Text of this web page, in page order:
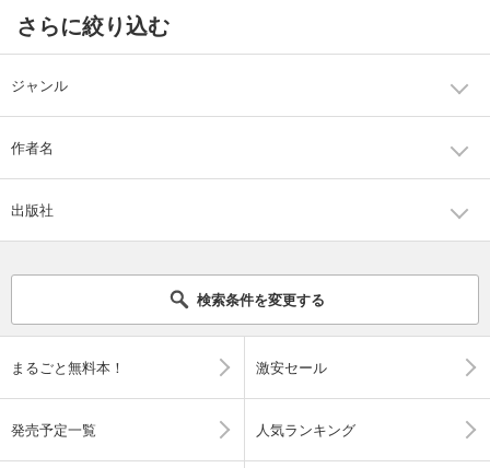
さらに絞り込む
ジャンル
作者名
出版社
検索条件を変更する
まるごと無料本！ 激安セール
発売予定一覧 人気ランキング